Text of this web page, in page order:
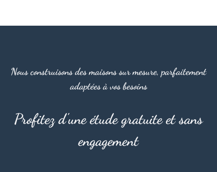
Nous construisons des maisons sur mesure, parfaitement
adaptées à vos besoins
Profitez d'une étude gratuite et sans
engagement